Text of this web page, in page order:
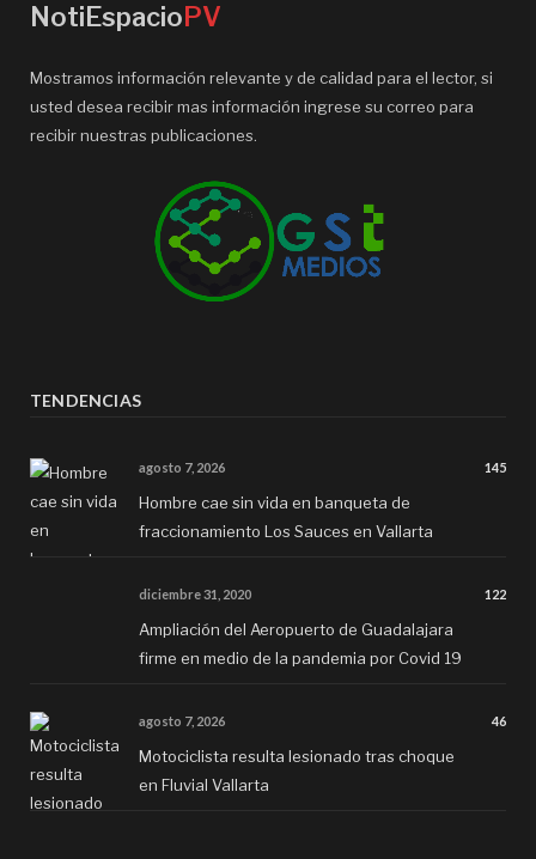
NotiEspacioPV
Mostramos información relevante y de calidad para el lector, si
usted desea recibir mas información ingrese su correo para
recibir nuestras publicaciones.
TENDENCIAS
agosto 7, 2026 145
Hombre cae sin vida en banqueta de
fraccionamiento Los Sauces en Vallarta
diciembre 31, 2020 122
Ampliación del Aeropuerto de Guadalajara
firme en medio de la pandemia por Covid 19
agosto 7, 2026 46
Motociclista resulta lesionado tras choque
en Fluvial Vallarta